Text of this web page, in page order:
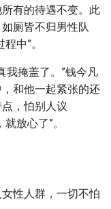
有的待遇不变。此
厕皆不归男性队
中”。
我掩盖了。”钱今凡
和他一起紧张的还
，怕别人议
放心了”。
性人群，一切不怕